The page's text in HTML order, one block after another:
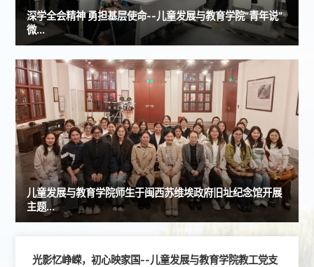
深学全会精神 勇担基层使命--儿童发展与教育学院“青年说”
微...
儿童发展与教育学院师生于闽西苏维埃政府旧址纪念馆开展
主题...
光影忆峥嵘，初心映家国--儿童发展与教育学院教工党支